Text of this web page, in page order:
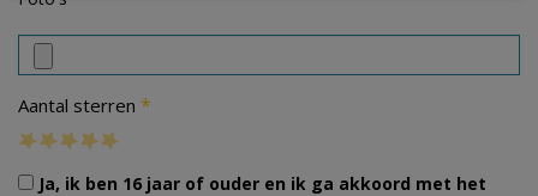
Aantal sterren *
Ja, ik ben 16 jaar of ouder en ik ga akkoord met het